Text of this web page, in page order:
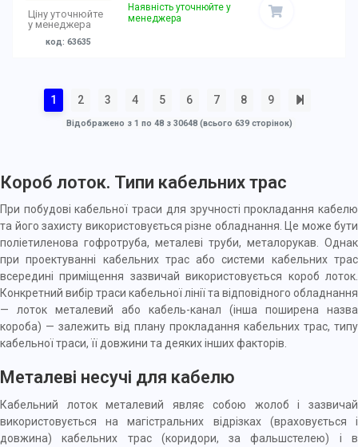
Ціну уточнюйте
у менеджера
код: 63635
Наявність уточнюйте у
менеджера
1 2 3 4 5 6 7 8 9
Відображено з 1 по 48 з 30648 (всього 639 сторінок)
Короб лоток. Типи кабельних трас
При побудові кабельної траси для зручності прокладання кабелю
та його захисту використовується різне обладнання. Це може бути
поліетиленова гофротруба, металеві труби, металорукав. Однак
припроектуванні кабельних трас або системи кабельних трас
всередині приміщення зазвичай використовується короб лоток.
Конкретний вибір траси кабельної лінії та відповідного обладнання
— лоток металевий або кабель-канал (інша поширена назва
короба) — залежить від плану прокладання кабельних трас, типу
кабельної траси, її довжини та деяких інших факторів.
Металеві несучі для кабелю
Кабельний лоток металевий являє собою жолоб і зазвичай
використовується на магістральних відрізках (враховується і
довжина) кабельних трас (коридори, за фальшстелею) і в